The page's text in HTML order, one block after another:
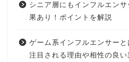
シニア層にもインフルエン
果あり！ポイントを解説
ゲーム系インフルエンサー
注目される理由や相性の良い